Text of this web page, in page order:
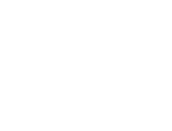
No obstante existen